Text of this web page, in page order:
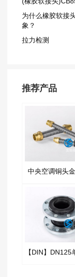
为什么橡胶软接
象？
拉力检测
推荐产品
中央空调铜头